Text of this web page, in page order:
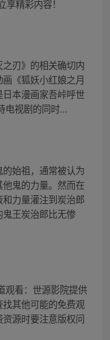
精彩内容！
刃》的相关确切内
《狐妖小红娘之月
本漫画家吾峠呼世
电视剧的同时...
始祖，通常被认为
鬼的力量。然而在
力量灌注到炭治郎
王炭治郎比无惨
观看：世源影院提供
其他可能的免费观
源时要注意版权问